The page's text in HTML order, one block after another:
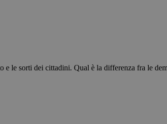
le sorti dei cittadini. Qual è la differenza fra le